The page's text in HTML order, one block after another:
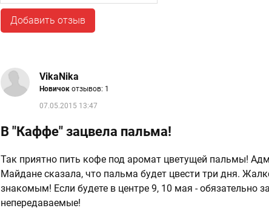
Добавить отзыв
VikaNika
Новичокотзывов: 1
07.05.2015 13:47
В "Каффе" зацвела пальма!
Так приятно пить кофе под аромат цветущей пальмы!
Майдане сказала, что пальма будет цвести три дня.
знакомым! Если будете в центре 9, 10 мая - обязательно
непередаваемые!